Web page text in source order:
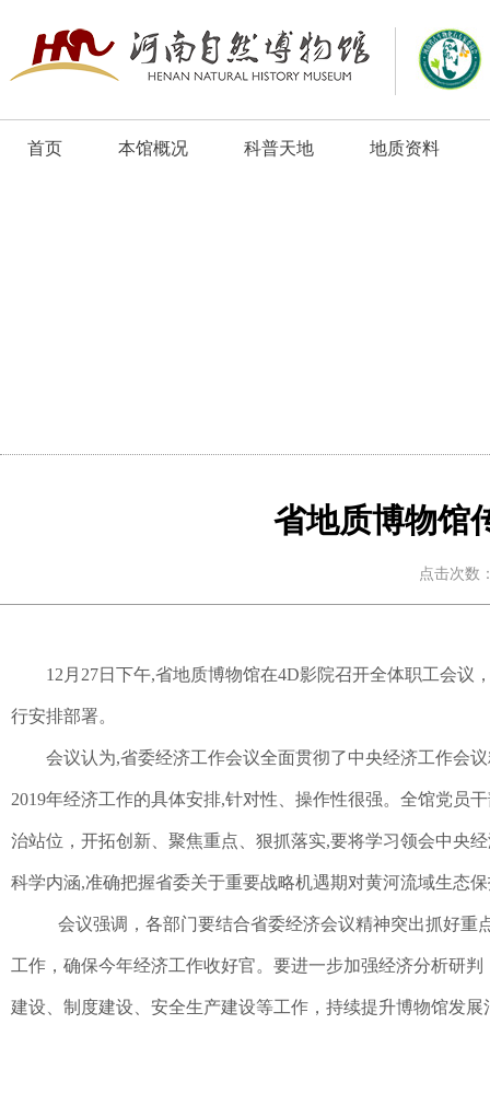
首页 本馆概况 科普天地 地质资料
省地质博物馆
点击次数
12月 27日下午,省地质博物馆在4D影院召开全体职工会议
行安排部署。
会议认为,省委经济工作会议全面贯彻了中央经济工作会
2019年经济工作的具体安排,针对性、操作性很强。全馆党员
治站位，开拓创新、聚焦重点、狠抓落实,要将学习领会中央
科学内涵,准确把握省委关于重要战略机遇期对黄河流域生态
会议强调，各部门要结合省委经济会议精神突出抓好
工作，确保今年经济工作收好官。要进一步加强经济分析研
建设、制度建设、安全生产建设等工作，持续提升博物馆发